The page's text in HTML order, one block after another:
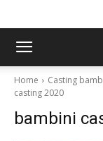
Home Casting
casting 2020
bambini